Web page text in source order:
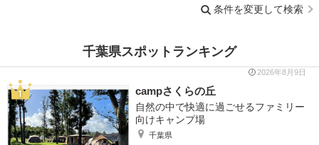
条件を変更して検索
千葉県スポットランキング
2026年8月9日
campさくらの丘
自然の中で快適に過ごせるファミリー
向けキャンプ場
千葉県